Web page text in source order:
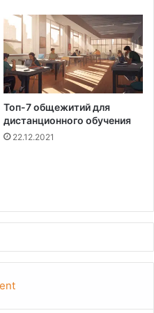
Топ-7 общежитий для
дистанционного обучения
22.12.2021